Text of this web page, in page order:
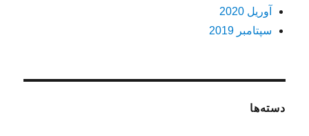
آوریل 2020
سپتامبر 2019
دسته‌ها